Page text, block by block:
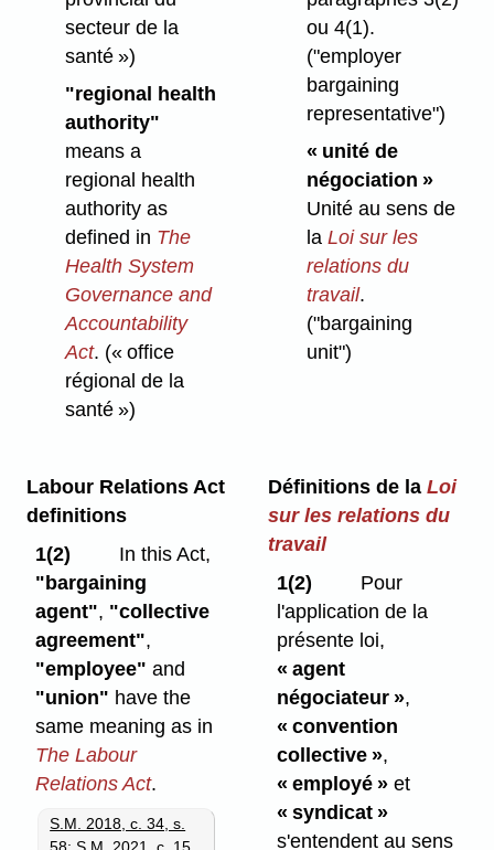
secteur de la
santé »)
"regional health
authority"
means a
regional health
authority as
defined in The
Health System
Governance and
Accountability
Act. (« office
régional de la
santé »)
ou 4(1).
("employer
bargaining
representative")
« unité de
négociation »
Unité au sens de
la Loi sur les
relations du
travail.
("bargaining
unit")
Labour Relations Act
definitions
1(2)
In this Act,
"bargaining
agent", "collective
agreement",
"employee" and
"union" have the
same meaning as in
The Labour
Relations Act.
S.M. 2018, c. 34, s.
Définitions de la Loi
sur les relations du
travail
1(2)
Pour
l'application de la
présente loi,
« agent
négociateur »,
« convention
collective »,
« employé » et
« syndicat »
s'entendent au sens